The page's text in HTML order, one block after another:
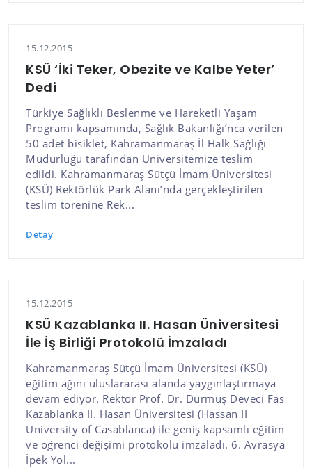
15.12.2015
KSÜ ‘İki Teker, Obezite ve Kalbe Yeter’
Dedi
Türkiye Sağlıklı Beslenme ve Hareketli Yaşam
Programı kapsamında, Sağlık Bakanlığı’nca verilen
50 adet bisiklet, Kahramanmaraş İl Halk Sağlığı
Müdürlüğü tarafından Üniversitemize teslim
edildi. Kahramanmaraş Sütçü İmam Üniversitesi
(KSÜ) Rektörlük Park Alanı’nda gerçekleştirilen
teslim törenine Rek...
Detay
15.12.2015
KSÜ Kazablanka II. Hasan Üniversitesi
İle İş Birliği Protokolü İmzaladı
Kahramanmaraş Sütçü İmam Üniversitesi (KSÜ)
eğitim ağını uluslararası alanda yaygınlaştırmaya
devam ediyor. Rektör Prof. Dr. Durmuş Deveci Fas
Kazablanka II. Hasan Üniversitesi (Hassan II
University of Casablanca) ile geniş kapsamlı eğitim
ve öğrenci değişimi protokolü imzaladı. 6. Avrasya
İpek Yol...